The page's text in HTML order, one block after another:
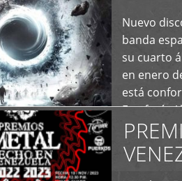
Nuevo
banda
su cuarto
en enero
está
Estefanía
+